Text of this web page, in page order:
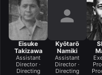
Eisuke
Takizawa
Assistant
Director ·
Directing
Kyōtarō
Namiki
Assistant
Director ·
Directing